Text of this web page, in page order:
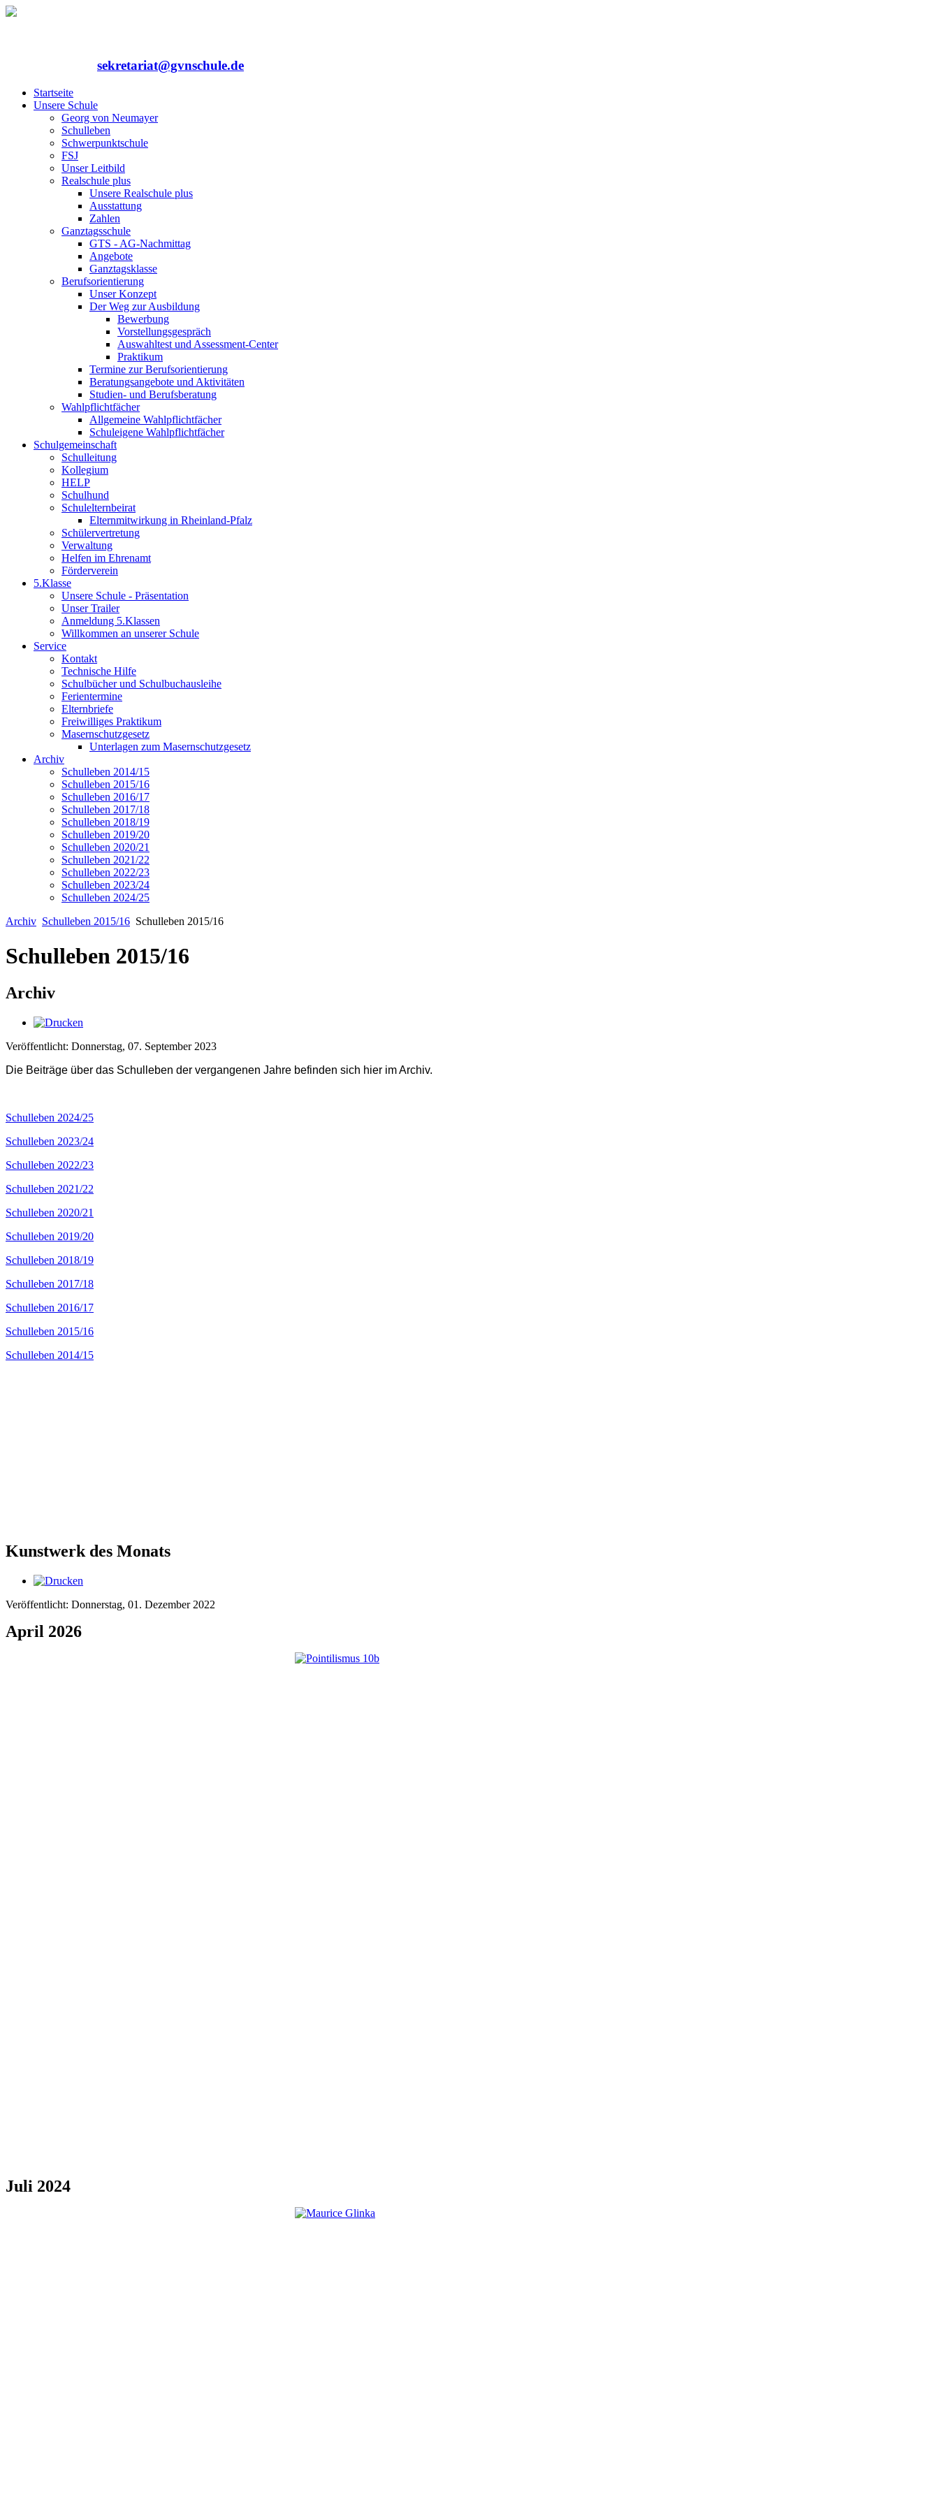
sekretariat@gvnschule.de
Startseite
Unsere Schule
Georg von Neumayer
Schulleben
Schwerpunktschule
FSJ
Unser Leitbild
Realschule plus
Unsere Realschule plus
Ausstattung
Zahlen
Ganztagsschule
GTS - AG-Nachmittag
Angebote
Ganztagsklasse
Berufsorientierung
Unser Konzept
Der Weg zur Ausbildung
Bewerbung
Vorstellungsgespräch
Auswahltest und Assessment-Center
Praktikum
Termine zur Berufsorientierung
Beratungsangebote und Aktivitäten
Studien- und Berufsberatung
Wahlpflichtfächer
Allgemeine Wahlpflichtfächer
Schuleigene Wahlpflichtfächer
Schulgemeinschaft
Schulleitung
Kollegium
HELP
Schulhund
Schulelternbeirat
Elternmitwirkung in Rheinland-Pfalz
Schülervertretung
Verwaltung
Helfen im Ehrenamt
Förderverein
5.Klasse
Unsere Schule - Präsentation
Unser Trailer
Anmeldung 5.Klassen
Willkommen an unserer Schule
Service
Kontakt
Technische Hilfe
Schulbücher und Schulbuchausleihe
Ferientermine
Elternbriefe
Freiwilliges Praktikum
Masernschutzgesetz
Unterlagen zum Masernschutzgesetz
Archiv
Schulleben 2014/15
Schulleben 2015/16
Schulleben 2016/17
Schulleben 2017/18
Schulleben 2018/19
Schulleben 2019/20
Schulleben 2020/21
Schulleben 2021/22
Schulleben 2022/23
Schulleben 2023/24
Schulleben 2024/25
Archiv Schulleben 2015/16 Schulleben 2015/16
Schulleben 2015/16
Archiv
Veröffentlicht: Donnerstag, 07. September 2023
Die Beiträge über das Schulleben der vergangenen Jahre befinden sich hier im Archiv.
Schulleben 2024/25
Schulleben 2023/24
Schulleben 2022/23
Schulleben 2021/22
Schulleben 2020/21
Schulleben 2019/20
Schulleben 2018/19
Schulleben 2017/18
Schulleben 2016/17
Schulleben 2015/16
Schulleben 2014/15
Kunstwerk des Monats
Veröffentlicht: Donnerstag, 01. Dezember 2022
April 2026
Juli 2024